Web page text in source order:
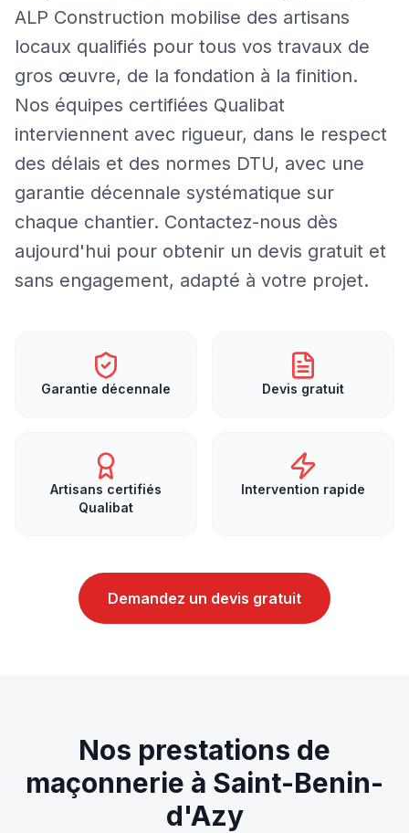
ALP Construction mobilise des artisans
locaux qualifiés pour tous vos travaux de
gros œuvre, de la fondation à la finition.
Nos équipes certifiées Qualibat
interviennent avec rigueur, dans le respect
des délais et des normes DTU, avec une
garantie décennale systématique sur
chaque chantier. Contactez-nous dès
aujourd'hui pour obtenir un devis gratuit et
sans engagement, adapté à votre projet.
Garantie décennale Devis gratuit
Artisans certifiés
Qualibat
Intervention rapide
Demandez un devis gratuit
Nos prestations de
maçonnerie à Saint-Benin-
d'Azy